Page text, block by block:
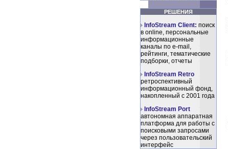
РЕШЕНИЯ
InfoStream Client: поиск
в online, персональные
информационные
каналы по e-mail,
рейтинги, тематические
подборки, отчеты
InfoStream Retro
ретроспективный
информационный фонд,
накопленный с 2001 года
InfoStream Port
автономная аппаратная
платформа для работы с
поисковыми запросами
через пользовательский
интерфейс